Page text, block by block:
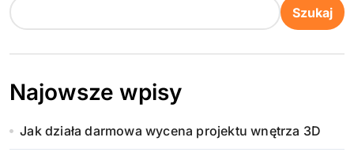
Szukaj
Najowsze wpisy
Jak działa darmowa wycena projektu wnętrza 3D